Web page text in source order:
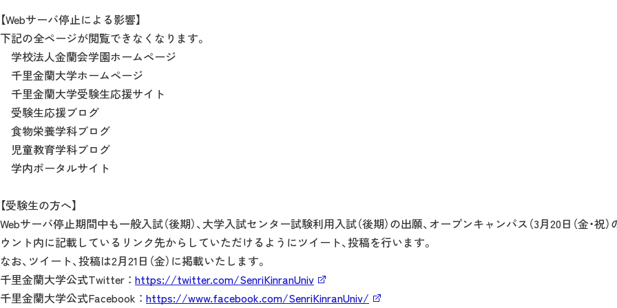
【Webサーバ停止による影響】
下記の全ページが閲覧できなくなります。
学校法人金蘭会学園ホームページ
千里金蘭大学ホームページ
千里金蘭大学受験生応援サイト
受験生応援ブログ
食物栄養学科ブログ
児童教育学科ブログ
学内ポータルサイト
【受験生の方へ】
Webサーバ停止期間中も一般入試（後期）、大学入試センター試験利用入試（後期）の出願、オープンキャンパス（3月20日（金・祝
ウント内に記載しているリンク先からしていただけるようにツイート、投稿を行います。
なお、ツイート、投稿は2月21日（金）に掲載いたします。
千里金蘭大学公式Twitter ： https://twitter.com/SenriKinranUniv
千里金蘭大学公式Facebook ： https://www.facebook.com/SenriKinranUniv/